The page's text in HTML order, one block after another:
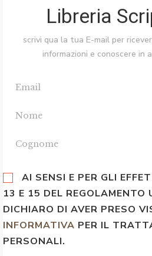
Libreria
scrivi qua la tua E-mail per
informazioni e conoscere in
AI SENSI E PER GLI
13 E 15 DEL REGOLAMENTO
DICHIARO DI AVER PRESO
INFORMATIVA PER IL
PERSONALI.